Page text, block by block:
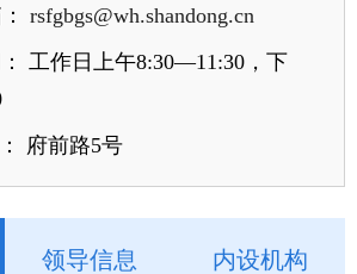
rsfgbgs@wh.shandong.cn
工作日上午8:30—11:30，下
府前路5号
领导信息 内设机构